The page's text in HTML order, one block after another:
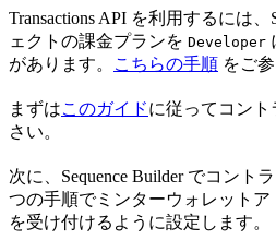
Transactions API を利用するには、
ェクトの課金プランを Developer
があります。
こちらの手順 をご
まずはこのガイドに従ってコン
さい。
次に、Sequence Builder でコント
つの手順でミンターウォレットア
を受け付けるように設定します。